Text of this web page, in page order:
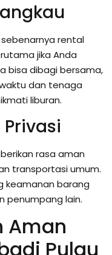
rental
jika Anda
bisa dibagi bersama,
dan tenaga
liburan.
rasa aman
transportasi umum.
keamanan barang
penumpang lain.
Aman
Pulau